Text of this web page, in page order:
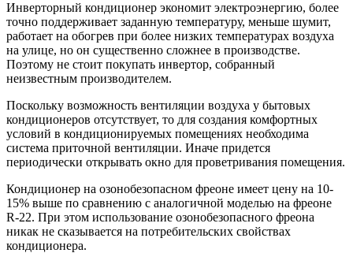
Инверторный кондиционер экономит электроэнергию, более
точно поддерживает заданную температуру, меньше шумит,
работает на обогрев при более низких температурах воздуха
на улице, но он существенно сложнее в производстве.
Поэтому не стоит покупать инвертор, собранный
неизвестным производителем.
Поскольку возможность вентиляции воздуха у бытовых
кондиционеров отсутствует, то для создания комфортных
условий в кондиционируемых помещениях необходима
система приточной вентиляции. Иначе придется
периодически открывать окно для проветривания помещения.
Кондиционер на озонобезопасном фреоне имеет цену на 10-
15% выше по сравнению с аналогичной моделью на фреоне
R-22. При этом использование озонобезопасного фреона
никак не сказывается на потребительских свойствах
кондиционера.